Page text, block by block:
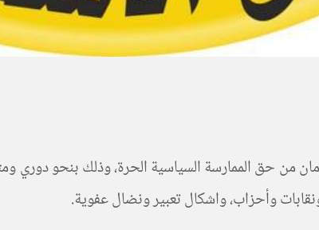
من حق الممارسة السياسية الحرة، وذلك بنحو دوري
وأحزاب، واشكال تعبير ونضال عفوية.